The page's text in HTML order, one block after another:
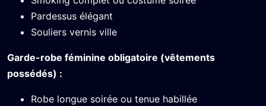
Pardessus élégant
Souliers vernis ville
Garde-robe féminine obligatoire (vêtements
possédés) :
Robe longue soirée ou tenue habillée